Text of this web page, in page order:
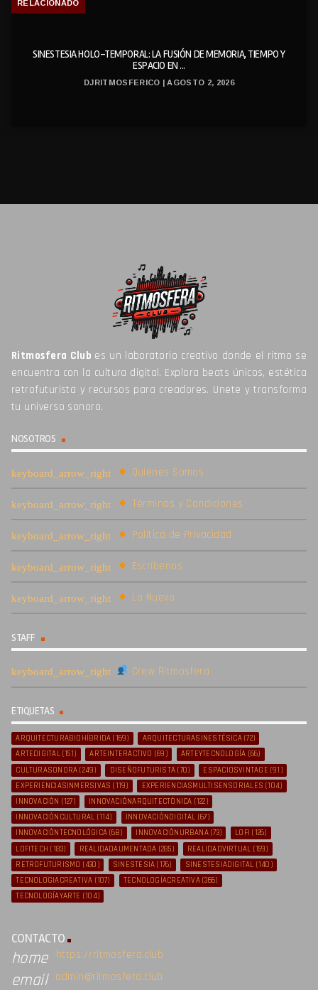
SINESTESIA HOLO-TEMPORAL: LA FUSIÓN DE MEMORIA, TIEMPO Y
ESPACIO EN ...
DJRITMOSFERICO | AGOSTO 2, 2026
Ritmosfera Club es un laboratorio creativo donde el ritmo se
encuentra con la cultura digital. Explora beats únicos, estética
retrofuturista y recursos para creadores. Unete y transforma
tu universo sonoro.
NOSOTROS
Quiénes Somos
Términos y Condiciones
Política de Privacidad
Escríbenos
Lo Nuevo
STAFF
Crew Ritmosfera
ETIQUETAS
ARQUITECTURABIOHÍBRIDA (169) ARQUITECTURASINESTÉSICA(72)
ARTEDIGITAL(151) ARTEINTERACTIVO (69) ARTEYTECNOLOGÍA (66)
CULTURASONORA (249) DISEÑOFUTURISTA (70) ESPACIOSVINTAGE (91)
EXPERIENCIASINMERSIVAS (119) EXPERIENCIASMULTISENSORIALES (104)
INNOVACIÓN (127) INNOVACIÓNARQUITECTÓNICA (122)
INNOVACIÓNCULTURAL (114) INNOVACIÓNDIGITAL (67)
INNOVACIÓNTECNOLÓGICA (68) INNOVACIÓNURBANA(73) LOFI (126)
LOFITECH (183) REALIDADAUMENTADA (285) REALIDADVIRTUAL (159)
RETROFUTURISMO (430) SINESTESIA (176) SINESTESIADIGITAL (140)
TECNOLOGIACREATIVA (107) TECNOLOGÍACREATIVA(366)
TECNOLOGÍAYARTE (104)
CONTACTO
home https://ritmosfera.club
email admin@ritmosfera.club